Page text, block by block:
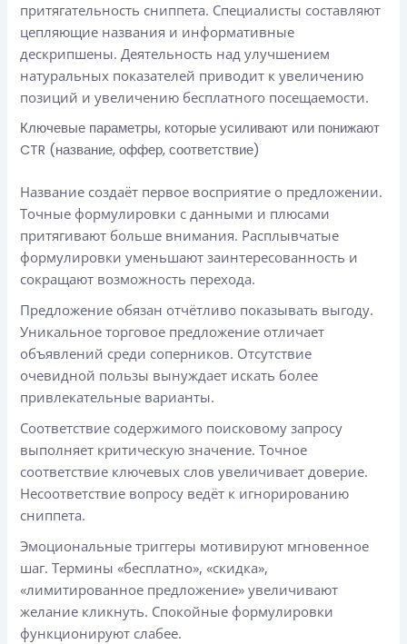
притягательность сниппета. Специалисты составляют
цепляющие названия и информативные
дескрипшены. Деятельность над улучшением
натуральных показателей приводит к увеличению
позиций и увеличению бесплатного посещаемости.
Ключевые параметры, которые усиливают или понижают
CTR (название, оффер, соответствие)
Название создаёт первое восприятие о предложении.
Точные формулировки с данными и плюсами
притягивают больше внимания. Расплывчатые
формулировки уменьшают заинтересованность и
сокращают возможность перехода.
Предложение обязан отчётливо показывать выгоду.
Уникальное торговое предложение отличает
объявлений среди соперников. Отсутствие
очевидной пользы вынуждает искать более
привлекательные варианты.
Соответствие содержимого поисковому запросу
выполняет критическую значение. Точное
соответствие ключевых слов увеличивает доверие.
Несоответствие вопросу ведёт к игнорированию
сниппета.
Эмоциональные триггеры мотивируют мгновенное
шаг. Термины «бесплатно», «скидка»,
«лимитированное предложение» увеличивают
желание кликнуть. Спокойные формулировки
функционируют слабее.